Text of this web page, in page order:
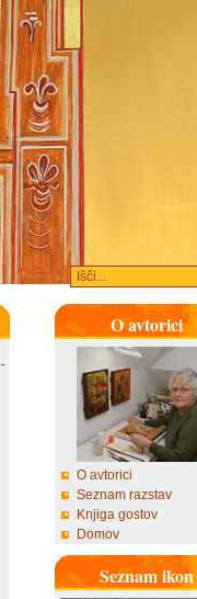
O avtorici
O avtorici
Seznam razstav
Knjiga gostov
Domov
Seznam ikon